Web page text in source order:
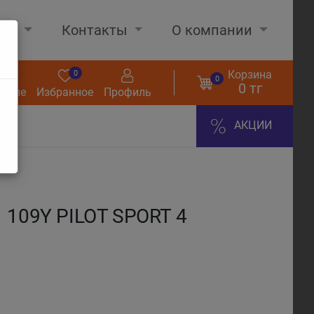
Контакты О компании
Избранное
0
Профиль
0 Корзина
0 тг
АКЦИИ
PILOT SPORT 4